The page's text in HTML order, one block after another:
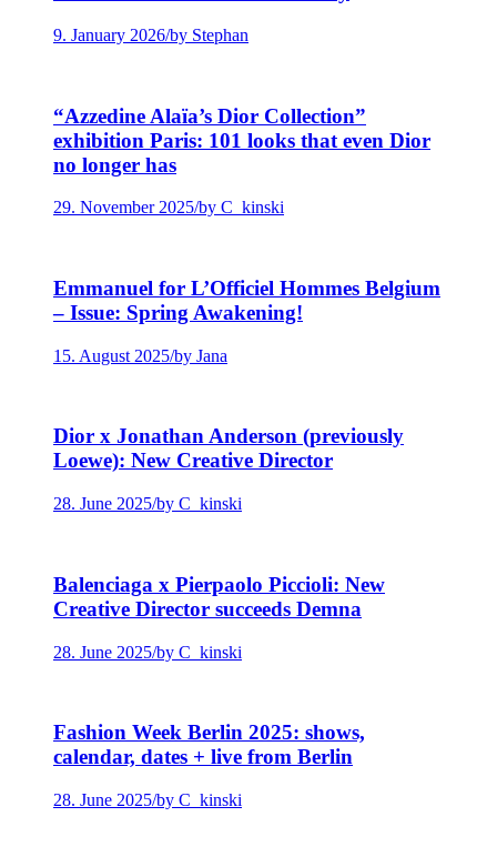
9. January 2026/by Stephan
“Azzedine Alaïa’s Dior Collection”
exhibition Paris: 101 looks that even Dior
no longer has
29. November 2025/by C_kinski
Emmanuel for L’Officiel Hommes Belgium
– Issue: Spring Awakening!
15. August 2025/by Jana
Dior x Jonathan Anderson (previously
Loewe): New Creative Director
28. June 2025/by C_kinski
Balenciaga x Pierpaolo Piccioli: New
Creative Director succeeds Demna
28. June 2025/by C_kinski
Fashion Week Berlin 2025: shows,
calendar, dates + live from Berlin
28. June 2025/by C_kinski